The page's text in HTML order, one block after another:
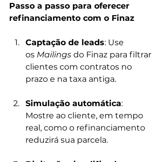
Passo a passo para oferecer
refinanciamento com o Finaz
Captação de leads: Use
os Mailings do Finaz para filtrar
clientes com contratos no
prazo e na taxa antiga.
Simulação automática:
Mostre ao cliente, em tempo
real, como o refinanciamento
reduzirá sua parcela.